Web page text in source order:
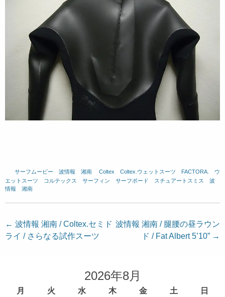
サーフムービー 波情報 湘南 Coltex Coltex.ウェットスーツ FACTORA.
ウ
エットスーツ
コルテックス サーフィン サーフボード スチュアートスミス
波
情報 湘南
投
稿
← 波情報 湘南 / Coltex.セミド
ライ / さらなる試作スーツ
波情報 湘南 / 腿腰の昼ラウン
ド / Fat Albert 5’10” →
2026年8月
月 火 水 木 金 土
日